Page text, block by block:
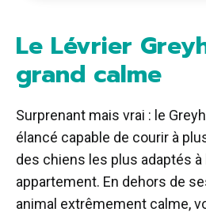
Le Lévrier
grand calme
Surprenant mais vrai : le
élancé capable de courir à
des chiens les plus adaptés à
appartement. En dehors de
animal extrêmement calme,